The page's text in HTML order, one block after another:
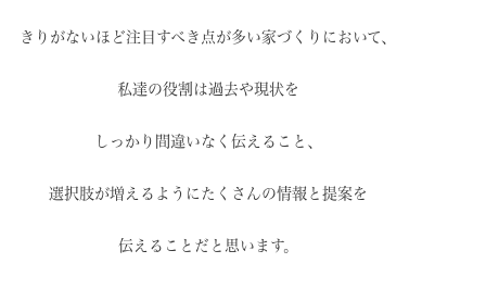
きりがないほど注目すべき点が多い家づくりにおいて、
私達の役割は過去や現状を
しっかり間違いなく伝えること、
選択肢が増えるように たくさんの情報と提案を
伝えることだと思います。